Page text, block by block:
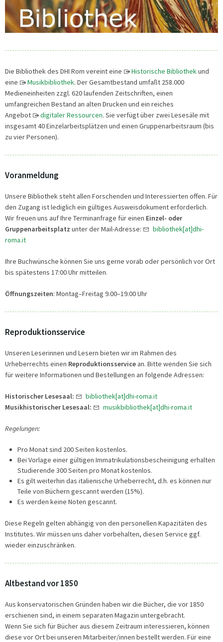
Die Bibliothek des DHI Rom vereint eine Historische Bibliothekund
eine
Musikbibliothek. Der Gesamtbestand umfaßt 258.000
Medieneinheiten zzgl. 620 laufenden Zeitschriften, einen
umfangreichen Bestand an alten Drucken und ein reiches
Angebot
digitaler Ressourcen. Sie verfügt über zwei Lesesäle mit
insgesamt 40 Einzelarbeitsplätzen und einen Gruppenarbeitsraum (bis
zu vier Personen).
Voranmeldung
Unsere Bibliothek steht allen Forschenden und Interessierten offen. Für
den Zugang ist lediglich ein gültiges Ausweisdokument erforderlich.
Wir freuen uns auf Ihre Terminanfrage für einen Einzel- oder
Gruppenarbeitsplatz unter der Mail-Adresse:
bibliothek[at]dhi-
roma.it
Ihre Buchwünsche können Sie uns gerne vorab oder persönlich vor Ort
bis spätestens 17:00 Uhr mitteilen.
Öffnungszeiten: Montag–Freitag 9.00–19.00 Uhr
Reproduktionsservice
Unseren Leserinnen und Lesern bieten wir im Rahmen des
Urheberrechts einen Reproduktionsservice an. Bitte wenden Sie sich
für weitere Informationen und Bestellungen an folgende Adressen:
Historischer Lesesaal:
bibliothek[at]dhi-roma.it
Musikhistorischer Lesesaal:
musikbibliothek[at]dhi-roma.it
Regelungen:
Pro Monat sind 200 Seiten kostenlos.
Bei Vorlage einer gültigen Immatrikulationsbescheinigung erhalten
Studierende 300 Seiten pro Monat kostenlos.
Es gilt weiterhin das italienische Urheberrecht, d.h. es können nur
Teile von Büchern gescannt werden (15%).
Es werden keine Noten gescannt.
Diese Regeln gelten abhängig von den personellen Kapazitäten des
Institutes. Wir müssen uns daher vorbehalten, diesen Service ggf.
wieder einzuschränken.
Altbestand vor 1850
Aus konservatorischen Gründen haben wir die Bücher, die vor 1850
erschienen sind, in einem separaten Magazin untergebracht.
Wenn Sie sich für Bücher aus diesem Zeitraum interessieren, können
diese vor Ort bei unseren Mitarbeiter/innen bestellt werden. Für eine